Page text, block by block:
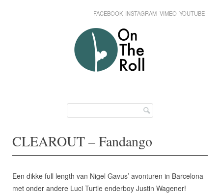
FACEBOOK INSTAGRAM VIMEO YOUTUBE
Main menu
CLEAROUT – Fandango
Een dikke full length van Nigel Gavus’ avonturen in Barcelona
met onder andere Luci Turtle enderboy Justin Wagener!